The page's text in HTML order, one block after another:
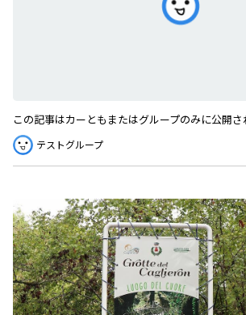
この記事はカーともまたはグループのみに公開さ
テストグループ